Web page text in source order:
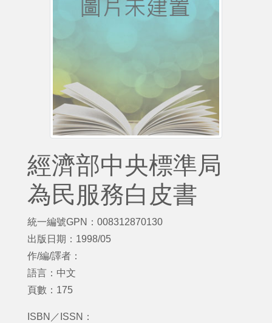
經濟部中央標準局
為民服務白皮書
統一編號GPN：008312870130
出版日期：1998/05
作/編/譯者：
語言：中文
頁數：175
ISBN／ISSN：